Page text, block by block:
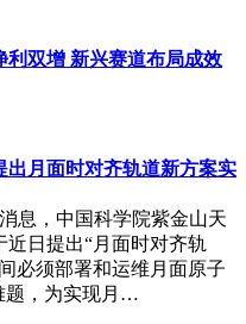
突破万辆；泰山X8预售
20万元以下中低端市场的
场呈现出一种独特的“健
，背后有着厂家和用户层面
品牌向上已从可选项转变
异常惨烈，成本线不断被
售价15万元的电动车为
件成本后，净利润往往不
力，这是汽车行业多年来
利双增 新兴赛道布局成效
月面时对齐轨道新方案实
息，中国科学院紫金山天
日提出“月面时对齐轨
必须部署和运维月面原子
题，为实现月…